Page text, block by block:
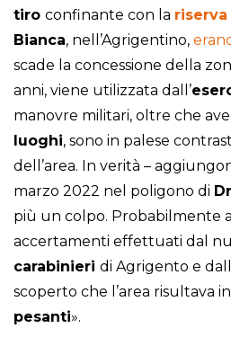
tiro confinante con la
Bianca, nell’Agrigentino,
scade la concessione della
anni, viene utilizzata dall’
manovre militari, oltre che
luoghi, sono in palese
dell’area. In verità –
marzo 2022 nel poligono di
più un colpo. Probabilmente
accertamenti effettuati dal
carabinieri di Agrigento e
scoperto che l’area risultava
pesanti».